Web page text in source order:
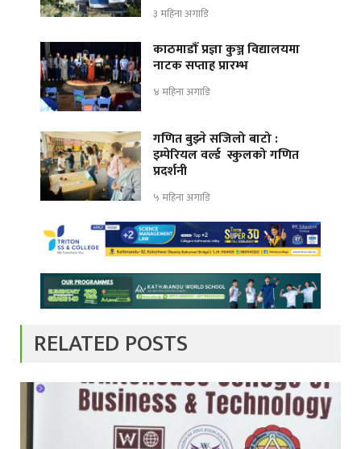
३ महिना अगाडि
काठमाडौँ प्रज्ञा कुञ्ज विद्यालयमा
नाटक सप्ताह प्रारम्भ
४ महिना अगाडि
गणित बुझ्ने सजिलो बाटो :
इम्पेरियल वर्ल्ड स्कुलको गणित
प्रदर्शनी
५ महिना अगाडि
RELATED POSTS